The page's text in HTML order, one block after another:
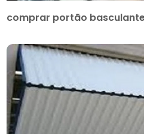
comprar portão